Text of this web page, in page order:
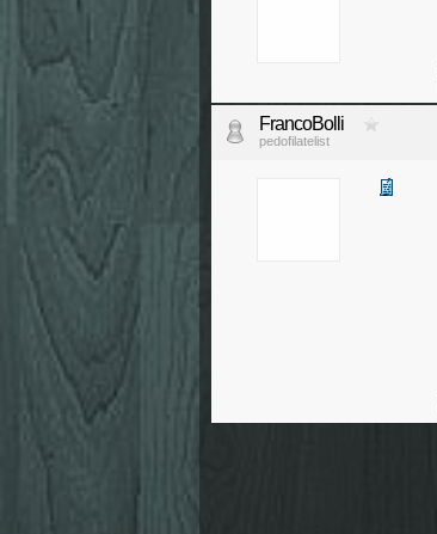
FrancoBolli
pedofilatelist